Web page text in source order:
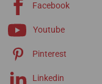
Facebook
Youtube
Pinterest
Linkedin